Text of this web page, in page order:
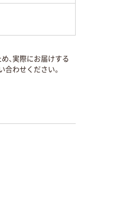
、実際にお届けする
わせください。